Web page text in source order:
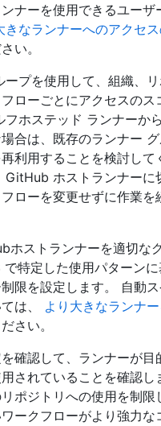
ナーを使用できるユーザ
きなランナーへのアクセ
い。
プを使用して、組織、リ
ローごとにアクセスのス
フホステッド ランナーか
合は、既存のランナー グ
利用することを検討して
GitHub ホストランナーに
ローを変更せずに作業を
ホストランナーを適切な
特定した使用パターンに
限を設定します。 自動
は、 より大きなランナ
さい。
確認して、ランナーが目
されていることを確認し
ポジトリへの使用を制限
ークフローがより強力な